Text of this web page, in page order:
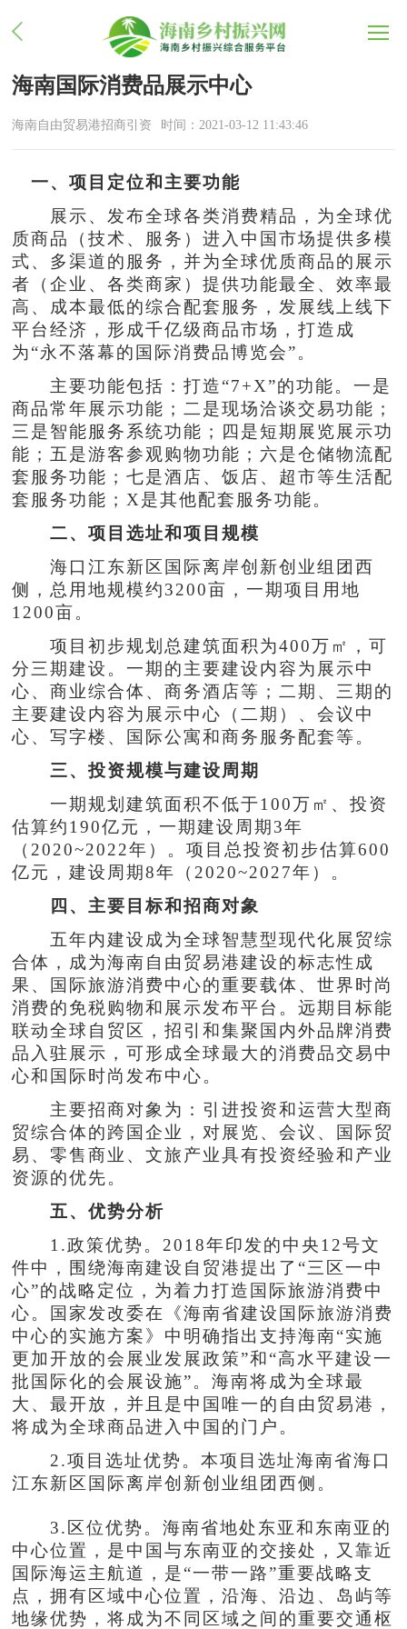
海南国际消费品展示中心
海南自由贸易港招商引资 时间：2021-03-12 11:43:46
一、项目定位和主要功能
展示、发布全球各类消费精品，为全球优
质商品（技术、服务）进入中国市场提供多模
式、多渠道的服务，并为全球优质商品的展示
者（企业、各类商家）提供功能最全、效率最
高、成本最低的综合配套服务，发展线上线下
平台经济，形成千亿级商品市场，打造成
为“永不落幕的国际消费品博览会”。
主要功能包括：打造“7+X”的功能。一是
商品常年展示功能；二是现场洽谈交易功能；
三是智能服务系统功能；四是短期展览展示功
能；五是游客参观购物功能；六是仓储物流配
套服务功能；七是酒店、饭店、超市等生活配
套服务功能；X是其他配套服务功能。
二、项目选址和项目规模
海口江东新区国际离岸创新创业组团西
侧，总用地规模约3200亩，一期项目用地
1200亩。
项目初步规划总建筑面积为400万㎡，可
分三期建设。一期的主要建设内容为展示中
心、商业综合体、商务酒店等；二期、三期的
主要建设内容为展示中心（二期）、会议中
心、写字楼、国际公寓和商务服务配套等。
三、投资规模与建设周期
一期规划建筑面积不低于100万㎡、投资
估算约190亿元，一期建设周期3年
（2020~2022年）。项目总投资初步估算600
亿元，建设周期8年（2020~2027年）。
四、主要目标和招商对象
五年内建设成为全球智慧型现代化展贸综
合体，成为海南自由贸易港建设的标志性成
果、国际旅游消费中心的重要载体、世界时尚
消费的免税购物和展示发布平台。远期目标能
联动全球自贸区，招引和集聚国内外品牌消费
品入驻展示，可形成全球最大的消费品交易中
心和国际时尚发布中心。
主要招商对象为：引进投资和运营大型商
贸综合体的跨国企业，对展览、会议、国际贸
易、零售商业、文旅产业具有投资经验和产业
资源的优先。
五、优势分析
1.政策优势。2018年印发的中央12号文
件中，围绕海南建设自贸港提出了“三区一中
心”的战略定位，为着力打造国际旅游消费中
心。国家发改委在《海南省建设国际旅游消费
中心的实施方案》中明确指出支持海南“实施
更加开放的会展业发展政策”和“高水平建设一
批国际化的会展设施”。海南将成为全球最
大、最开放，并且是中国唯一的自由贸易港，
将成为全球商品进入中国的门户。
2.项目选址优势。本项目选址海南省海口
江东新区国际离岸创新创业组团西侧。
3.区位优势。海南省地处东亚和东南亚的
中心位置，是中国与东南亚的交接处，又靠近
国际海运主航道，是“一带一路”重要战略支
点，拥有区域中心位置，沿海、沿边、岛屿等
地缘优势，将成为不同区域之间的重要交通枢